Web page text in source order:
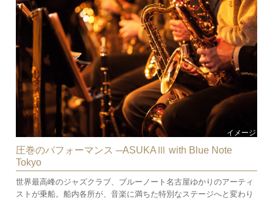
イメージ
圧巻のパフォーマンス ─ASUKAⅢ with Blue Note
Tokyo
世界最高峰のジャズクラブ、ブルーノート名古屋ゆかりのアーティ
ストが乗船。船内各所が、音楽に満ちた特別なステージへと変わり